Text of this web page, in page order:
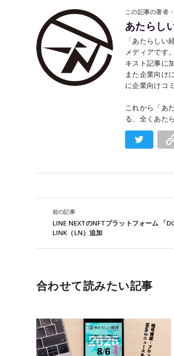
この記事の著者
あたらし
「あたらし
メディアです
キスト記事に
また企業向け
に企業向けコ
これから「あ
る、全くあた
前の記事
LINE NEXTのNFTプラットフォーム 「
LINK（LN）追加
合わせて読みたい記事